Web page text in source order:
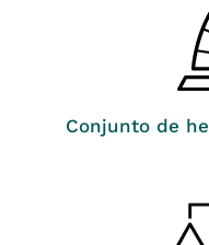
Conjunto de